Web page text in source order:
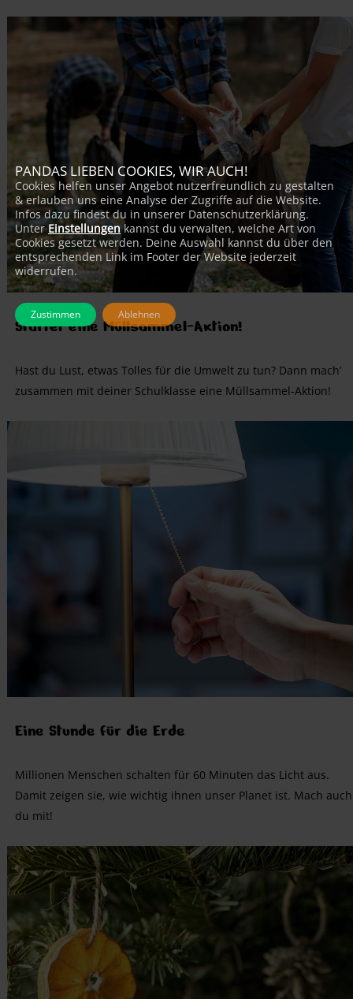
Startet eine Müllsammel-Aktion!
Hast du Lust, etwas Tolles für die Umwelt zu tun? Dann mach’
zusammen mit deiner Schulklasse eine Müllsammel-Aktion!
Eine Stunde für die Erde
Millionen Menschen schalten für 60 Minuten das Licht aus.
Damit zeigen sie, wie wichtig ihnen unser Planet ist. Mach auch
du mit!
PANDAS LIEBEN COOKIES, WIR AUCH!
Cookies helfen unser Angebot nutzerfreundlich zu gestalten
& erlauben uns eine Analyse der Zugriffe auf die Website.
Infos dazu findest du in unserer Datenschutzerklärung.
Unter Einstellungen kannst du verwalten, welche Art von
Cookies gesetzt werden. Deine Auswahl kannst du über den
entsprechenden Link im Footer der Website jederzeit
widerrufen.
Zustimmen Ablehnen